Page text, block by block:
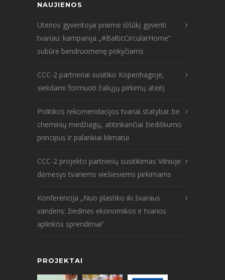
NAUJIENOS
Utenos gyventojai priėmė iššūkį gyventi
tvariau: kampanija „#BalticCircularHome“
subūrė bendruomenę pokyčiams
CCC-2 partneriai susitiko Kopenhagoje,
siekdami formuoti žaliųjų pirkimų ateitį
Politikos rekomendacijos tvariai statybai: be
cheminių medžiagų, atitinkančiai žiediškumo
principus ir palankiai klimatui
CCC-2 projekto partnerių susitikimas Vilniuje:
dėmesys tvariems viešiesiems pirkimams
Konferencija „Nuo plastiko iki švaraus
vandens: žiedinės ekonomikos ir tvarios
aplinkos sprendimai“
PROJEKTAI